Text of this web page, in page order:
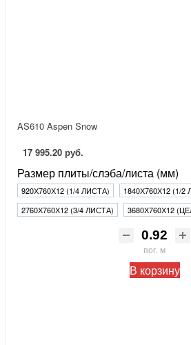
AS610 Aspen Snow
17 995.20 руб.
Размер плиты/слэба/листа (мм)
920Х760Х12 (1/4 ЛИСТА)
1840Х760Х12 (1/2
2760Х760Х12 (3/4 ЛИСТА)
3680Х760Х12
пог. м
В корзину